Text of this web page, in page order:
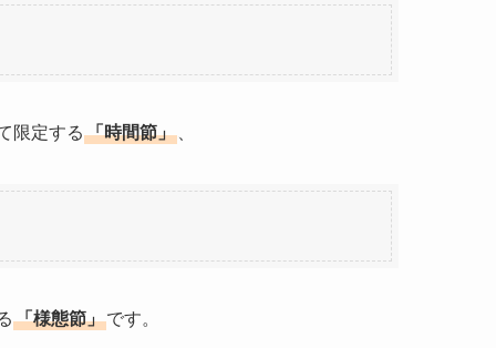
限定する 「時間節」
「様態節」です。